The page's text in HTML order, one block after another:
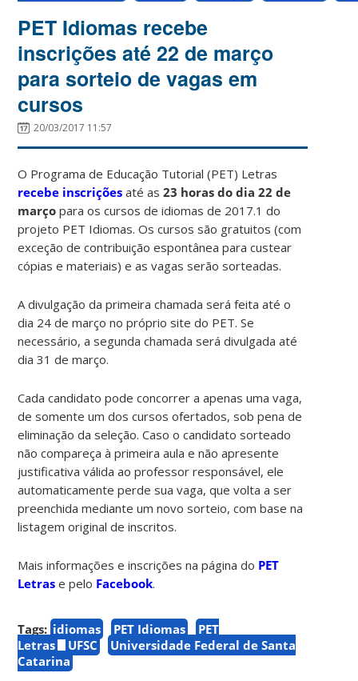
PET Idiomas recebe
inscrições até 22 de março
para sorteio de vagas em
cursos
20/03/2017 11:57
O Programa de Educação Tutorial (PET) Letras
recebe inscrições até as23 horas do dia 22 de
março para os cursos de idiomas de 2017.1 do
projeto PET Idiomas. Os cursos são gratuitos (com
exceção de contribuição espontânea para custear
cópias e materiais) e as vagas serão sorteadas.
A divulgação da primeira chamada será feita até o
dia 24 de março no próprio site do PET. Se
necessário, a segunda chamada será divulgada até
dia 31 de março.
Cada candidato pode concorrer a apenas uma vaga,
de somente um dos cursos ofertados, sob pena de
eliminação da seleção. Caso o candidato sorteado
não compareça à primeira aula e não apresente
justificativa válida ao professor responsável, ele
automaticamente perde sua vaga, que volta a ser
preenchida mediante um novo sorteio, com base na
listagem original de inscritos.
Mais informações e inscrições na página do PET
Letras e pelo Facebook.
Tags: idiomas PET Idiomas
PET
Letras
UFSC
Universidade Federal de Santa
Catarina